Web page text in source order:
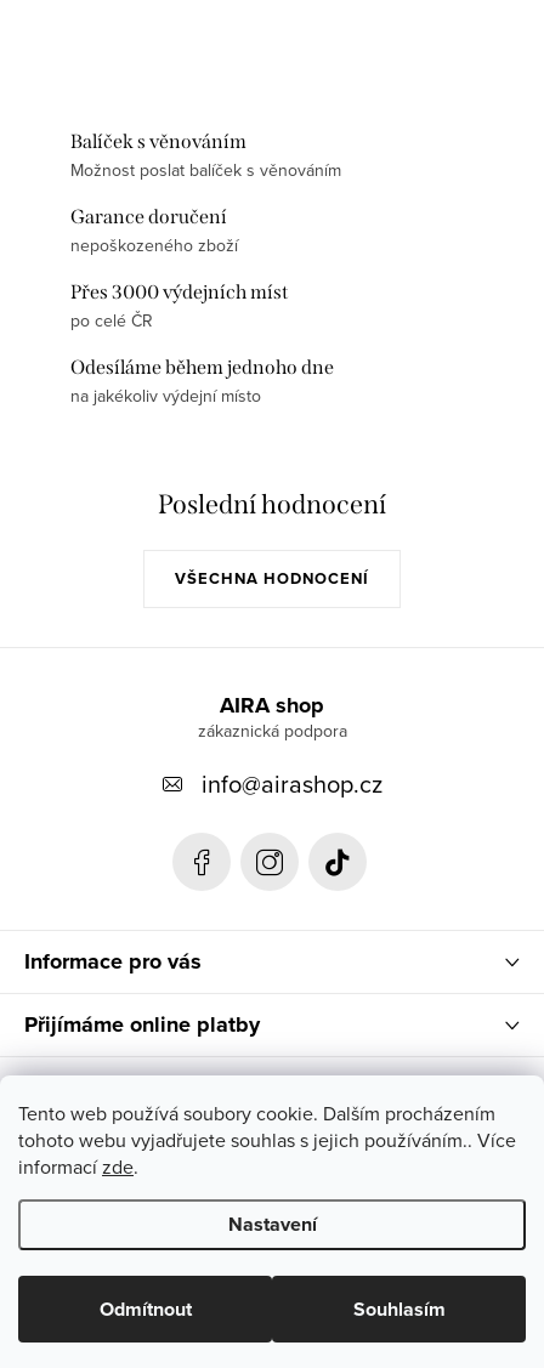
Tento web používá soubory cookie. Dalším procházením
tohoto webu vyjadřujete souhlas s jejich používáním.. Více
informacízde.
Nastavení
Odmítnout Souhlasím
Balíček s věnováním
Možnost poslat balíček s věnováním
Garance doručení
nepoškozeného zboží
Přes 3000 výdejních míst
po celé ČR
Odesíláme během jednoho dne
na jakékoliv výdejní místo
Poslední hodnocení
VŠECHNA HODNOCENÍ
AIRA shop
info@airashop.cz
Informace pro vás
Přijímáme online platby
Nenašla jsi svůj vysněný kousek ve správné velikosti? Napiš
Copyright 2026AIRA shop. Všechna práva vyhrazena.